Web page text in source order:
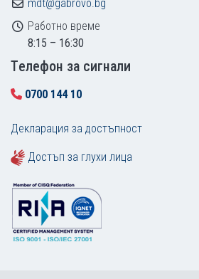
mdt@gabrovo.bg
Работно време
8:15 – 16:30
Tелефон за сигнали
0700 144 10
Декларация за достъпност
Достъп за глухи лица